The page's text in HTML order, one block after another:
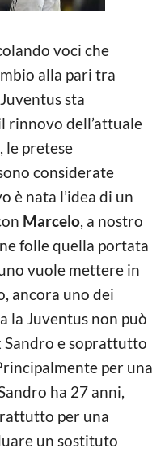
voci che
alla pari tra
sta
rinnovo dell’attuale
le pretese
considerate
è nata l’idea di un
Marcelo, a nostro
folle quella portata
vuole mettere in
ancora uno dei
la Juventus non può
e soprattutto
per una
ha 27 anni,
per una
un sostituto